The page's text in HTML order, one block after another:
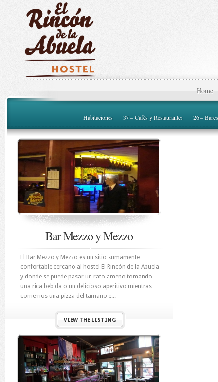
Home
Habitaciones 37 – Cafés y Restaurantes 26 –
Bar Mezzo y Mezzo
El Bar Mezzo y Mezzo es un sitio sumamente
confortable cercano al hostel El Rincón de la Abuela
y donde se puede pasar un rato ameno tomando
una rica bebida o un delicioso aperitivo mientras
comemos una pizza del tamaño e...
VIEW THE LISTING